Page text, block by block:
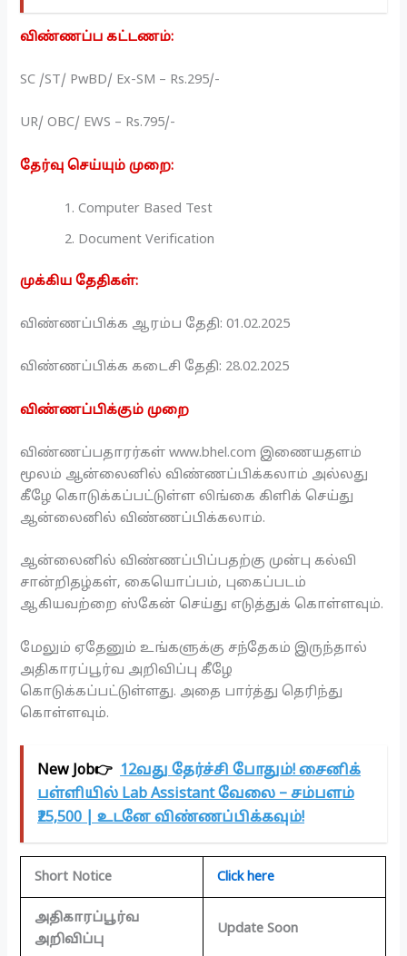
விண்ணப்ப கட்டணம்:
SC /ST/ PwBD/ Ex-SM – Rs.295/-
UR/ OBC/ EWS – Rs.795/-
தேர்வு செய்யும் முறை:
Computer Based Test
Document Verification
முக்கிய தேதிகள்:
விண்ணப்பிக்க ஆரம்ப தேதி: 01.02.2025
விண்ணப்பிக்க கடைசி தேதி: 28.02.2025
விண்ணப்பிக்கும் முறை
விண்ணப்பதாரர்கள் www.bhel.com இணையதளம்
மூலம் ஆன்லைனில் விண்ணப்பிக்கலாம் அல்லது
கீழே கொடுக்கப்பட்டுள்ள லிங்கை கிளிக் செய்து
ஆன்லைனில் விண்ணப்பிக்கலாம்.
ஆன்லைனில் விண்ணப்பிப்பதற்கு முன்பு கல்வி
சான்றிதழ்கள், கையொப்பம், புகைப்படம்
ஆகியவற்றை ஸ்கேன் செய்து எடுத்துக் கொள்ளவும்.
மேலும் ஏதேனும் உங்களுக்கு சந்தேகம் இருந்தால்
அதிகாரப்பூர்வ அறிவிப்பு கீழே
கொடுக்கப்பட்டுள்ளது. அதை பார்த்து தெரிந்து
கொள்ளவும்.
New Job👉 12வது தேர்ச்சி போதும்! சைனிக்
பள்ளியில் Lab Assistant வேலை – சம்பளம்
₹25,500 | உடனே விண்ணப்பிக்கவும்!
Short Notice Click here
அதிகாரப்பூர்வ
அறிவிப்பு
Update Soon